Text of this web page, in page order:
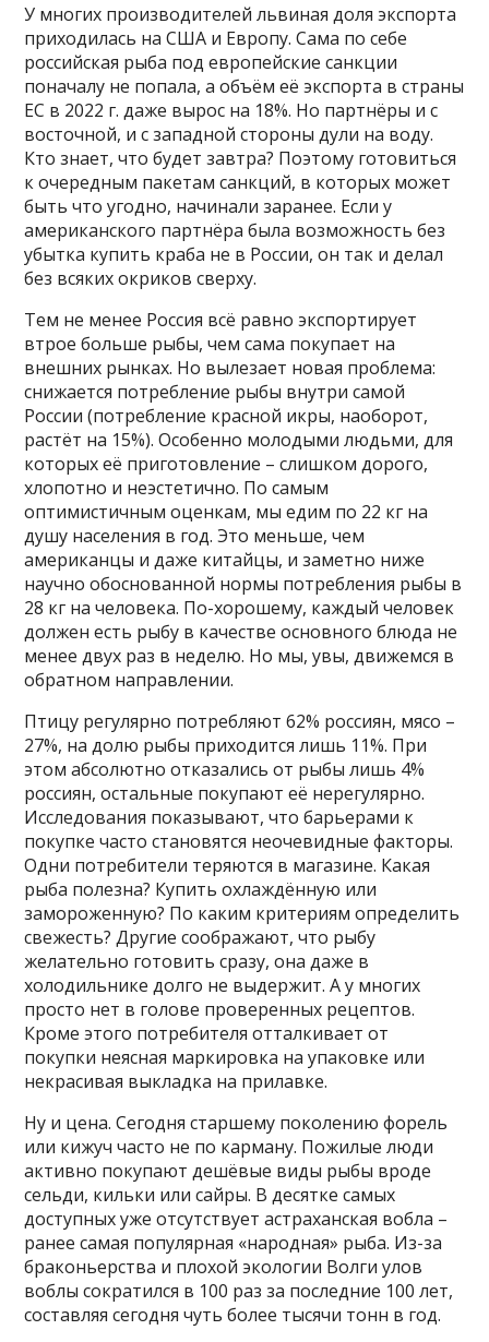
У многих производителей львиная доля экспорта
приходилась на США и Европу. Сама по себе
российская рыба под европейские санкции
поначалу не попала, а объём её экспорта в страны
ЕС в 2022 г. даже вырос на 18%. Но партнёры и с
восточной, и с западной стороны дули на воду.
Кто знает, что будет завтра? Поэтому готовиться
к очередным пакетам санкций, в которых может
быть что угодно, начинали заранее. Если у
американского партнёра была возможность без
убытка купить краба не в России, он так и делал
без всяких окриков сверху.
Тем не менее Россия всё равно экспортирует
втрое больше рыбы, чем сама покупает на
внешних рынках. Но вылезает новая проблема:
снижается потребление рыбы внутри самой
России (потребление красной икры, наоборот,
растёт на 15%). Особенно молодыми людьми, для
которых её приготовление – слишком дорого,
хлопотно и неэстетично. По самым
оптимистичным оценкам, мы едим по 22 кг на
душу населения в год. Это меньше, чем
американцы и даже китайцы, и заметно ниже
научно обоснованной нормы потребления рыбы в
28 кг на человека. По-хорошему, каждый человек
должен есть рыбу в качестве основного блюда не
менее двух раз в неделю. Но мы, увы, движемся в
обратном направлении.
Птицу регулярно потребляют 62% россиян, мясо –
27%, на долю рыбы приходится лишь 11%. При
этом абсолютно отказались от рыбы лишь 4%
россиян, остальные покупают её нерегулярно.
Исследования показывают, что барьерами к
покупке часто становятся неочевидные факторы.
Одни потребители теряются в магазине. Какая
рыба полезна? Купить охлаждённую или
замороженную? По каким критериям определить
свежесть? Другие соображают, что рыбу
желательно готовить сразу, она даже в
холодильнике долго не выдержит. А у многих
просто нет в голове проверенных рецептов.
Кроме этого потребителя отталкивает от
покупки неясная маркировка на упаковке или
некрасивая выкладка на прилавке.
Ну и цена. Сегодня старшему поколению форель
или кижуч часто не по карману. Пожилые люди
активно покупают дешёвые виды рыбы вроде
сельди, кильки или сайры. В десятке самых
доступных уже отсутствует астраханская вобла –
ранее самая популярная «народная» рыба. Из-за
браконьерства и плохой экологии Волги улов
воблы сократился в 100 раз за последние 100 лет,
составляя сегодня чуть более тысячи тонн в год.